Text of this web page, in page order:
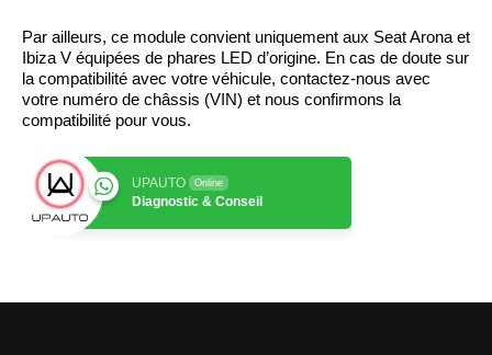
Par ailleurs, ce module convient uniquement aux Seat Arona et
Ibiza V équipées de phares LED d’origine. En cas de doute sur
la compatibilité avec votre véhicule, contactez-nous avec
votre numéro de châssis (VIN) et nous confirmons la
compatibilité pour vous.
UPAUTO Online
Diagnostic & Conseil